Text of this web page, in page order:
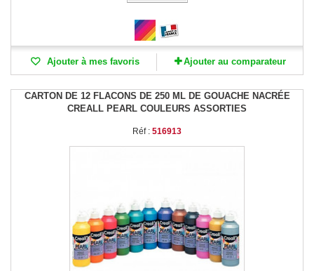
Ajouter à mes favoris Ajouter au comparateur
CARTON DE 12 FLACONS DE 250 ML DE GOUACHE NACRÉE
CREALL PEARL COULEURS ASSORTIES
Réf : 516913